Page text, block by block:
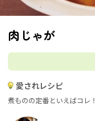
肉じゃが
愛されレシピ
煮ものの定番といえばコレ！